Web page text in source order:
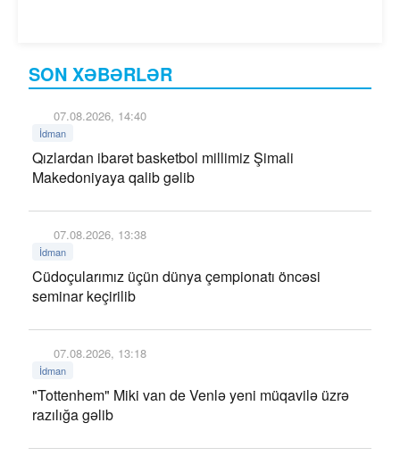
SON XƏBƏRLƏR
07.08.2026, 14:40
İdman
Qızlardan ibarət basketbol millimiz Şimali
Makedoniyaya qalib gəlib
07.08.2026, 13:38
İdman
Cüdoçularımız üçün dünya çempionatı öncəsi
seminar keçirilib
07.08.2026, 13:18
İdman
"Tottenhem" Miki van de Venlə yeni müqavilə üzrə
razılığa gəlib